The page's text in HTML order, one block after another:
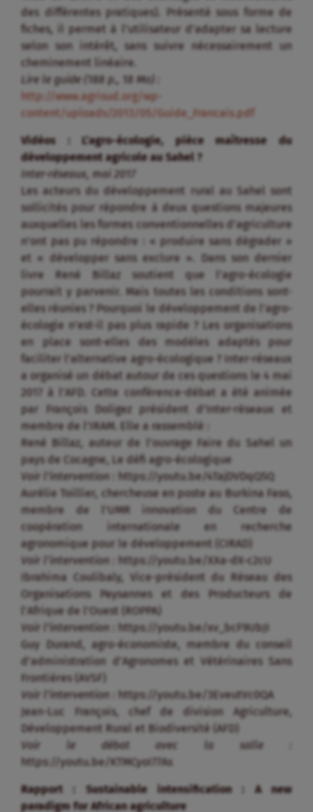
des différentes pratiques). Présenté sous forme de
fiches, il permet à l’utilisateur d’adapter sa lecture
selon son intérêt, sans suivre nécessairement un
cheminement linéaire.
Lire le guide (188 p., 18 Mo) :
http://www.agrisud.org/wp-
content/uploads/2013/05/Guide_Francais.pdf
Vidéos : L’agro-écologie, pièce maîtresse du
développement agricole au Sahel ?
Inter-réseaux, mai 2017
Les acteurs du développement rural au Sahel sont
sollicités pour répondre à deux questions majeures
auxquelles les formes conventionnelles d’agriculture
n’ont pas pu répondre : « produire sans dégrader »
et « développer sans exclure ». Dans son dernier
livre René Billaz soutient que l’agro-écologie
pourrait y parvenir. Mais toutes les conditions sont-
elles réunies ? Pourquoi le développement de l’agro-
écologie n’est-il pas plus rapide ? Les organisations
en place sont-elles des modèles adaptés pour
faciliter l’alternative agro-écologique ? Inter-réseaux
a organisé un débat autour de ces questions le 4 mai
2017 à l’AFD. Cette conférence-débat a été animée
par François Doligez président d’Inter-réseaux et
membre de l’IRAM. Elle a rassemblé :
René Billaz, auteur de l’ouvrage Faire du Sahel un
pays de Cocagne, Le défi agro-écologique
Voir l’intervention :
https://youtu.be/4TajDVDqQ5Q
Aurélie Toillier, chercheuse en poste au Burkina Faso,
membre de l’UMR innovation du Centre de
coopération internationale en recherche
agronomique pour le développement (CIRAD)
Voir l’intervention :
https://youtu.be/XXa-dX-c2cU
Ibrahima Coulibaly, Vice-président du Réseau des
Organisations Paysannes et des Producteurs de
l’Afrique de l’Ouest (ROPPA)
Voir l’intervention :
https://youtu.be/xv_bcF9UbJI
Guy Durand, agro-économiste, membre du conseil
d’administration d’Agronomes et Vétérinaires Sans
Frontières (AVSF)
Voir l’intervention :
https://youtu.be/3EveutVc0QA
Jean-Luc François, chef de division Agriculture,
Développement Rural et Biodiversité (AFD)
Voir le débat avec la salle :
https://youtu.be/KTMCyoI77As
Rapport : Sustainable intensification : A new
paradigm for African agriculture